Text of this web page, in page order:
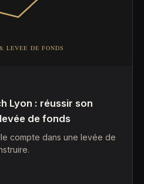
Lyon : réussir son
de fonds
compte dans une levée de